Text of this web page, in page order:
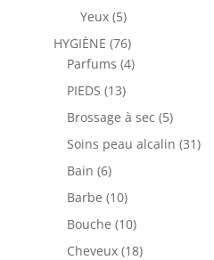
Yeux 55
produits
HYGIÈNE 7676
produits
Parfums 44
PIEDS 1313
produits
Brossage à sec 55
produits
Soins peau alcalin 3131
Bain 66
produits
Barbe 1010
produits
Bouche 1010
produits
Cheveux 1818